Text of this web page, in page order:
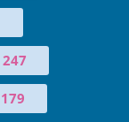
247
179